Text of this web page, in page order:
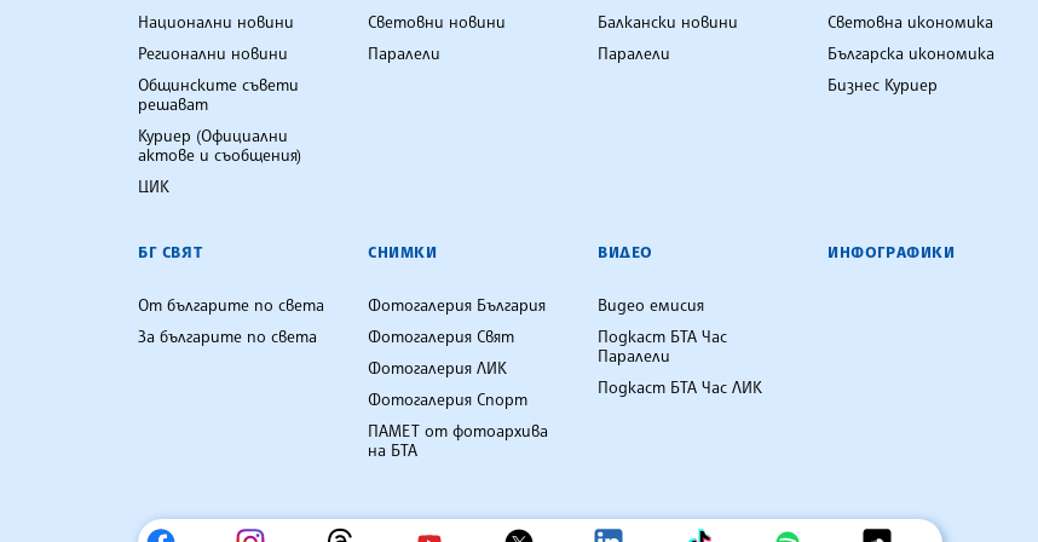
Национални новини
Регионални новини
Общинските съвети
решават
Куриер (Официални
актове и съобщения)
ЦИК
Световни новини
Паралели
Балкански новини
Паралели
Световна икономика
Българска икономика
Бизнес Куриер
БГ СВЯТ
От българите по света
За българите по света
СНИМКИ
Фотогалерия България
Фотогалерия Свят
Фотогалерия ЛИК
Фотогалерия Спорт
ПАМЕТ от фотоархива
на БТА
ВИДЕО
Видео емисия
Подкаст БТА Час
Паралели
Подкаст БТА Час ЛИК
ИНФОГРАФИКИ